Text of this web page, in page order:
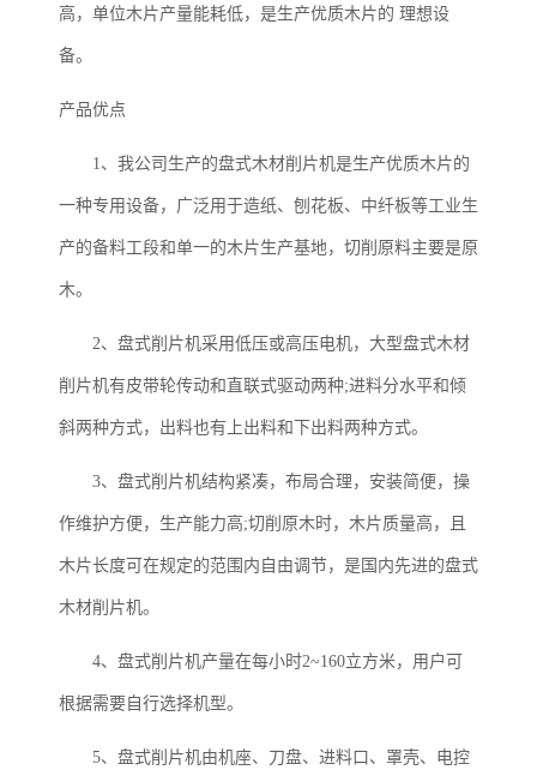
高，单位木片产量能耗低，是生产优质木片的 理想设
备。
产品优点
1、我公司生产的盘式木材削片机是生产优质木片的
一种专用设备，广泛用于造纸、刨花板、中纤板等工业生
产的备料工段和单一的木片生产基地，切削原料主要是原
木。
2、盘式削片机采用低压或高压电机，大型盘式木材
削片机有皮带轮传动和直联式驱动两种;进料分水平和倾
斜两种方式，出料也有上出料和下出料两种方式。
3、盘式削片机结构紧凑，布局合理，安装简便，操
作维护方便，生产能力高;切削原木时，木片质量高，且
木片长度可在规定的范围内自由调节，是国内先进的盘式
木材削片机。
4、盘式削片机产量在每小时2~160立方米，用户可
根据需要自行选择机型。
5、盘式削片机由机座、刀盘、进料口、罩壳、电控